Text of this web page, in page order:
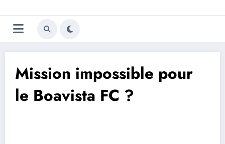
au
contenu
Trivela
L'actualité du football
Mission impossible pour
le Boavista FC ?